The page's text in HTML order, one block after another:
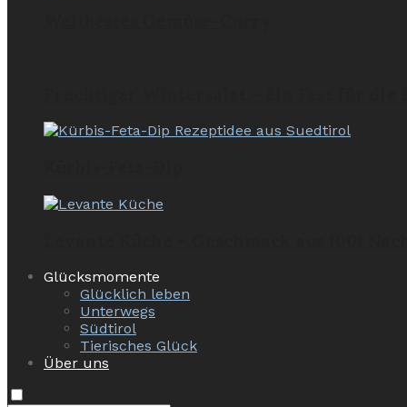
Glücksmomente
Glücklich leben
Unterwegs
Südtirol
Tierisches Glück
Über uns